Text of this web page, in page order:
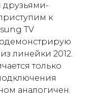
друзьями-
к
TV
линейки 2012.
только
аналогичен.